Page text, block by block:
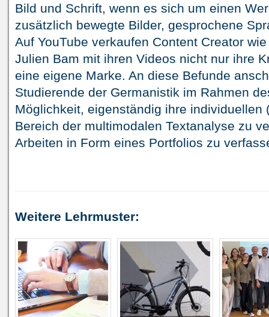
Bild und Schrift, wenn es sich um einen
zusätzlich bewegte Bilder, gesprochene
Auf YouTube verkaufen Content Creator
Julien Bam mit ihren Videos nicht nur ihre
eine eigene Marke. An diese Befunde
Studierende der Germanistik im Rahmen
Möglichkeit, eigenständig ihre individuellen
Bereich der multimodalen Textanalyse zu
Arbeiten in Form eines Portfolios zu
Weitere Lehrmuster: